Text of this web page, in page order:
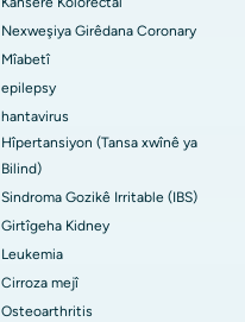
Nexweşiya Girêdana Coronary
Mîabetî
epilepsy
hantavirus
Hîpertansiyon (Tansa xwînê ya
Bilind)
Sindroma Gozikê Irritable (IBS)
Girtîgeha Kidney
Leukemia
Cirroza mejî
Osteoarthritis